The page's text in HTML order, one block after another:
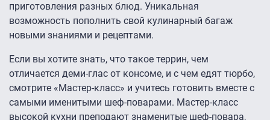
приготовления разных блюд. Уникальная
возможность пополнить свой кулинарный багаж
новыми знаниями и рецептами.
Если вы хотите знать, что такое террин, чем
отличается деми-глас от консоме, и с чем едят тюрбо,
смотрите «Мастер-класс» и учитесь готовить вместе с
самыми именитыми шеф-поварами. Мастер-класс
высокой кухни преподают знаменитые шеф-повара,